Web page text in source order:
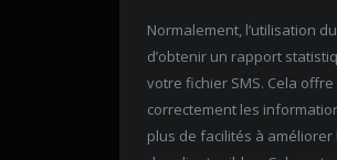
Normalement, l’utilisation
d’obtenir un rapport
votre fichier SMS. Cela
correctement les
plus de facilités à